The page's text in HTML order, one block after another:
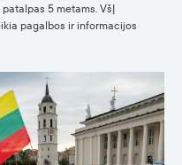
5 metams. VšĮ
pagalbos ir informacijos